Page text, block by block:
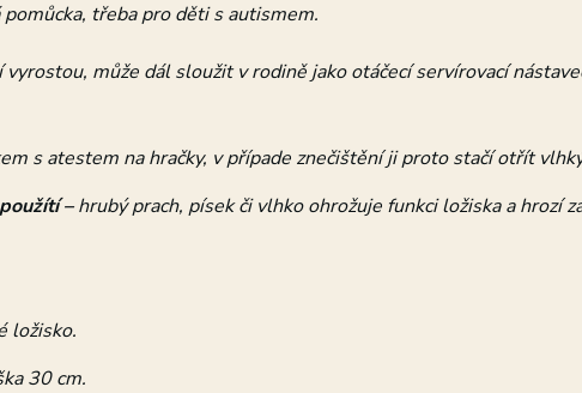
třeba pro děti s autismem.
vyrostou, může dál sloužit v rodině jako otáčecí servírovací
s atestem na hračky, v případe znečištění ji proto stačí otřít
–hrubý prach, písek či vlhko ohrožuje funkci ložiska a hrozí
ložisko.
30 cm.